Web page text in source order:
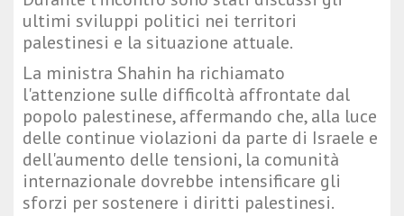
ultimi sviluppi politici nei territori
palestinesi e la situazione attuale.
La ministra Shahin ha richiamato
l'attenzione sulle difficoltà affrontate dal
popolo palestinese, affermando che, alla luce
delle continue violazioni da parte di Israele e
dell'aumento delle tensioni, la comunità
internazionale dovrebbe intensificare gli
sforzi per sostenere i diritti palestinesi.